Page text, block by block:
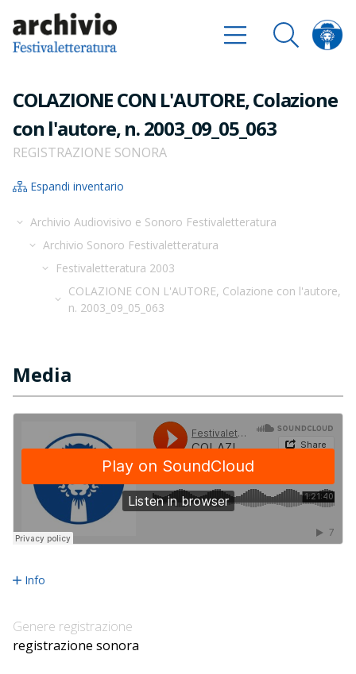
COLAZIONE CON L'AUTORE, Colazione
con l'autore, n. 2003_09_05_063
REGISTRAZIONE SONORA
Espandi inventario
Archivio Audiovisivo e Sonoro Festivaletteratura
Archivio Sonoro Festivaletteratura
Festivaletteratura 2003
COLAZIONE CON L'AUTORE, Colazione con l'autore,
n. 2003_09_05_063
Media
Info
Genere registrazione
registrazione sonora